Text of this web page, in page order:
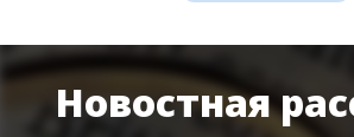
Новостная